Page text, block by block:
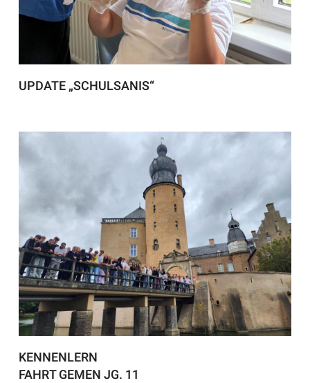
UPDATE „SCHULSANIS“
KENNENLERN
FAHRT GEMEN JG. 11